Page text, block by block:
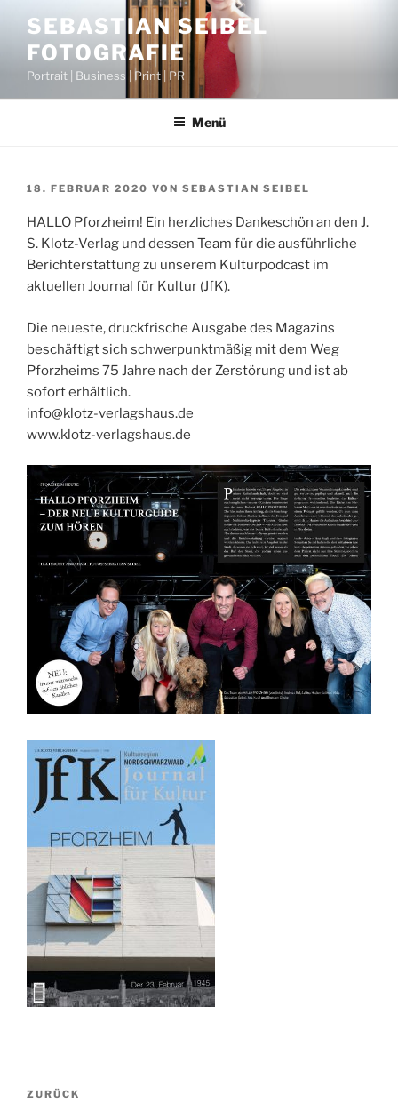
Inhalt
springen
SEBASTIAN SEIBEL
FOTOGRAFIE
Portrait | Business | Print | PR
Menü
VERÖFFENTLICHT
18. FEBRUAR 2020 VON SEBASTIAN SEIBEL
HALLO Pforzheim! Ein herzliches Dankeschön an den J.
S. Klotz-Verlag und dessen Team für die ausführliche
Berichterstattung zu unserem Kulturpodcast im
aktuellen Journal für Kultur (JfK).
Die neueste, druckfrische Ausgabe des Magazins
beschäftigt sich schwerpunktmäßig mit dem Weg
Pforzheims 75 Jahre nach der Zerstörung und ist ab
sofort erhältlich.
info@klotz-verlagshaus.de
www.klotz-verlagshaus.de
Beitragsnavigation
Vorheriger
ZURÜCK